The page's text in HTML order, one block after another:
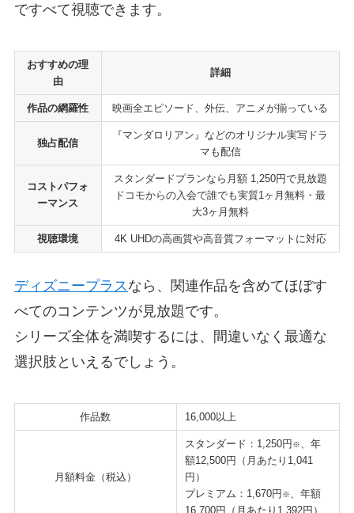
ですべて視聴できます。
おすすめの理
由
詳細
作品の網羅性 映画全エピソード、外伝、アニメが揃っている
独占配信
『マンダロリアン』などのオリジナル実写ドラ
マも配信
コストパフォ
ーマンス
スタンダードプランなら月額 1,250円で見放題
ドコモからの入会で誰でも実質1ヶ月無料・最
大3ヶ月無料
視聴環境 4K UHDの高画質や高音質フォーマットに対応
ディズニープラスなら、関連作品を含めてほぼす
べてのコンテンツが見放題です。
シリーズ全体を満喫するには、間違いなく最適な
選択肢といえるでしょう。
作品数 16,000以上
月額料金（税込）
スタンダード：1,250円 ※、年
額12,500円（月あたり1,041
円）
プレミアム：1,670円 ※、年額
16,700円（月あたり1,392円）